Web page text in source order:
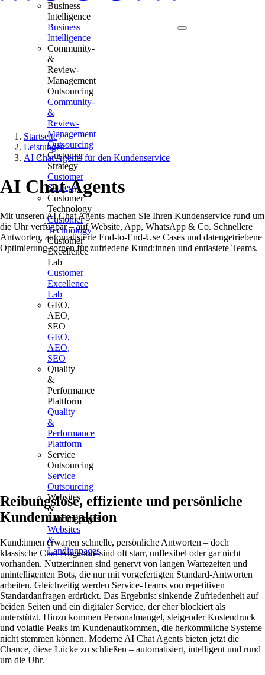
Business
Intelligence
Business
Intelligence
Community-
&
Review-
Management
Outsourcing
Community-
&
Review-
Management
Outsourcing
Customer
Strategy
Customer
Strategy
Customer
Technology
Customer
Technology
Customer
Excellence
Lab
Customer
Excellence
Lab
GEO,
AEO,
SEO
GEO,
AEO,
SEO
Quality
&
Performance
Plattform
Quality
&
Performance
Plattform
Service
Outsourcing
Service
Outsourcing
Websites
&
Landingpages
Websites
&
Landingpages
Startseite
Leistungen
AI Chat Agents für den Kundenservice
AI Chat Agents
Mit unseren AI Chat Agents machen Sie Ihren Kundenservice rund um
die Uhr verfügbar – auf Website, App, WhatsApp & Co. Schnellere
Antworten, automatisierte End-to-End-Use Cases und datengetriebene
Optimierung sorgen für zufriedene Kund:innen und entlastete Teams.
2000
+
Reibungslose, effiziente und persönliche
Kundeninteraktion
Kund:innen erwarten schnelle, persönliche Antworten – doch
klassische Chat-Angebote sind oft starr, unflexibel oder gar nicht
vorhanden. Nutzer:innen sind genervt von langen Wartezeiten und
unintelligenten Bots, die nur mit vorgefertigten Standard-Antworten
arbeiten. Gleichzeitig werden Service-Teams von repetitiven
Standardanfragen erdrückt. Das Ergebnis: sinkende Zufriedenheit auf
beiden Seiten und ein digitaler Service, der eher blockiert als
unterstützt. Hinzu kommen Personalmangel, steigender Kostendruck
und volatile Peaks im Kundenaufkommen, die herkömmliche Systeme
nicht stemmen können. Moderne AI Chat Agents bieten jetzt die
Chance, diese Lücke zu schließen – automatisiert, intelligent und rund
um die Uhr.